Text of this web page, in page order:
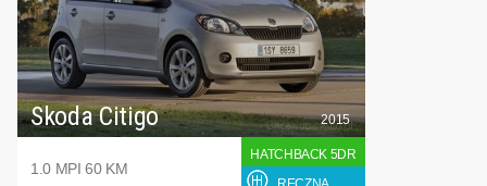
Skoda Citigo
1.0 MPI 60 KM
2015
HATCHBACK 5DR